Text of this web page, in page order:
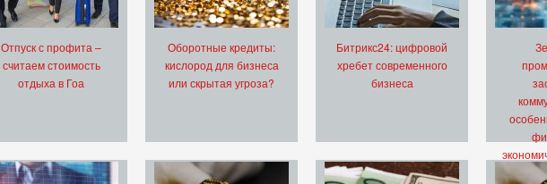
Отпуск с профита –
считаем стоимость
отдыха в Гоа
Оборотные кредиты:
кислород для бизнеса
или скрытая угроза?
Битрикс24: цифровой
хребет современного
бизнеса